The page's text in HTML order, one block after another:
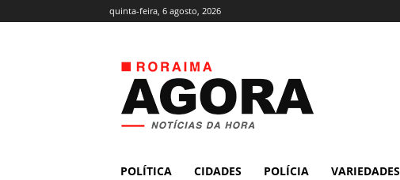
quinta-feira, 6 agosto, 2026
POLÍTICA CIDADES POLÍCIA VARIEDADES